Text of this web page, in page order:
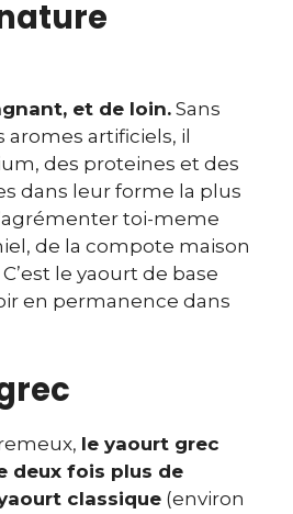
et de loin. Sans
aromes artificiels, il
des proteines et des
dans leur forme la plus
toi-meme
de la compote maison
le yaourt de base
en permanence dans
le yaourt grec
deux fois plus de
classique (environ